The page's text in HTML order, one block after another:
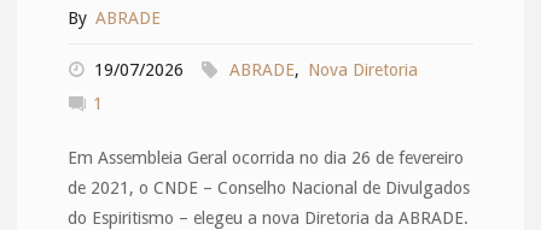
By ABRADE
19/07/2026 ABRADE, Nova Diretoria
1
Em Assembleia Geral ocorrida no dia 26 de fevereiro
de 2021, o CNDE – Conselho Nacional de Divulgados
do Espiritismo – elegeu a nova Diretoria da ABRADE.